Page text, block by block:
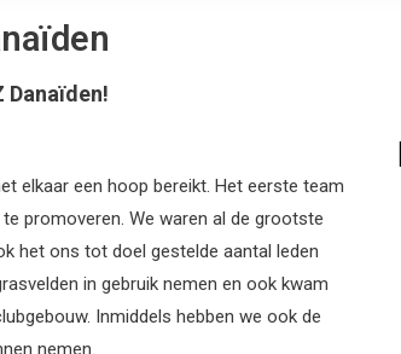
Danaïden!
elkaar een hoop bereikt. Het eerste team
promoveren. We waren al de grootste
het ons tot doel gestelde aantal leden
in gebruik nemen en ook kwam
Inmiddels hebben we ook de
nemen.